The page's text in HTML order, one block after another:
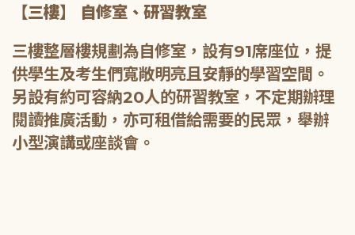
【三樓】 自修室、研習教室
三樓整層樓規劃為自修室，設有91席座位，提
供學生及考生們寬敞明亮且安靜的學習空間。
另設有約可容納20人的研習教室，不定期辦理
閱讀推廣活動，亦可租借給需要的民眾，舉辦
小型演講或座談會。